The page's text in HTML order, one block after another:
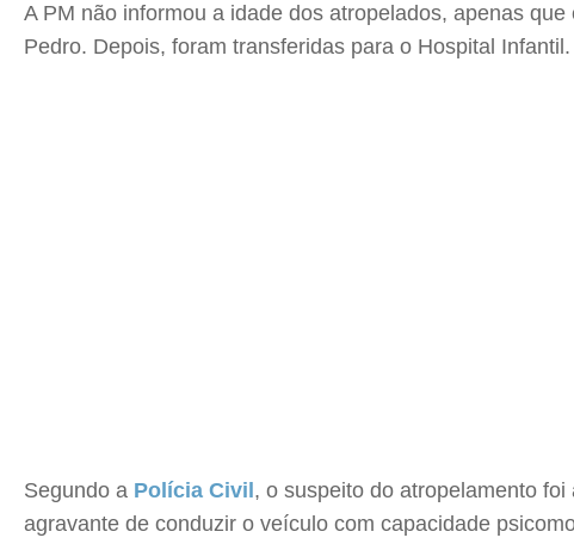
A PM não informou a idade dos atropelados, apenas
Pedro. Depois, foram transferidas para o Hospital
Segundo a Polícia Civil , o suspeito do atropelamento
agravante de conduzir o veículo com capacidade